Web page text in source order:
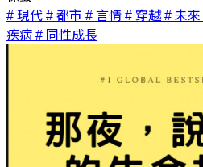
# 現代 # 都市 # 言情 # 穿越# 未來
疾病 # 同性成長